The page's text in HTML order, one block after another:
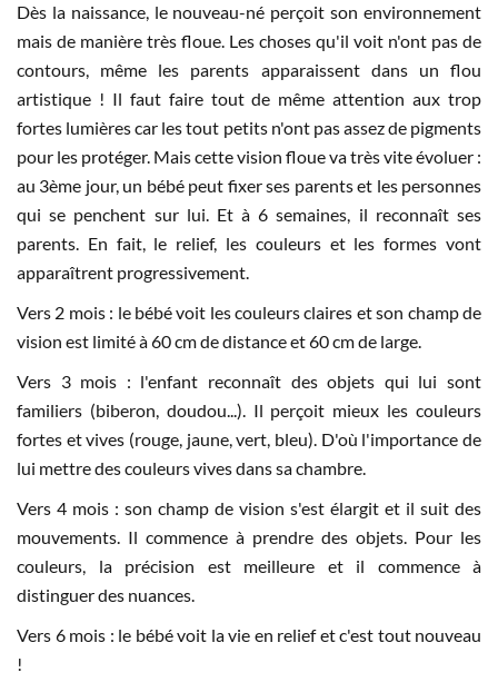
Dès la naissance, le nouveau-né perçoit son environnement
mais de manière très floue. Les choses qu'il voit n'ont pas de
contours, même les parents apparaissent dans un flou
artistique ! Il faut faire tout de même attention aux trop
fortes lumières car les tout petits n'ont pas assez de pigments
pour les protéger. Mais cette vision floue va très vite évoluer :
au 3ème jour, un bébé peut fixer ses parents et les personnes
qui se penchent sur lui. Et à 6 semaines, il reconnaît ses
parents. En fait, le relief, les couleurs et les formes vont
apparaîtrent progressivement.
Vers 2 mois : le bébé voit les couleurs claires et son champ de
vision est limité à 60 cm de distance et 60 cm de large.
Vers 3 mois : l'enfant reconnaît des objets qui lui sont
familiers (biberon, doudou...). Il perçoit mieux les couleurs
fortes et vives (rouge, jaune, vert, bleu). D'où l'importance de
lui mettre des couleurs vives dans sa chambre.
Vers 4 mois : son champ de vision s'est élargit et il suit des
mouvements. Il commence à prendre des objets. Pour les
couleurs, la précision est meilleure et il commence à
distinguer des nuances.
Vers 6 mois : le bébé voit la vie en relief et c'est tout nouveau
!